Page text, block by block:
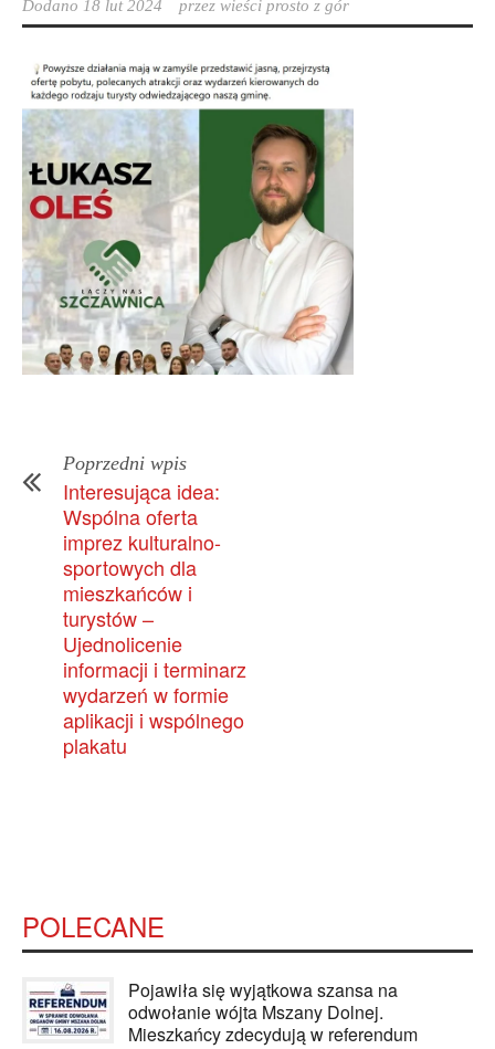
Dodano 18 lut 2024 przez wieści prosto z gór
Poprzedni wpis
Interesująca idea:
Wspólna oferta
imprez kulturalno-
sportowych dla
mieszkańców i
turystów –
Ujednolicenie
informacji i terminarz
wydarzeń w formie
aplikacji i wspólnego
plakatu
POLECANE
Pojawiła się wyjątkowa szansa na
odwołanie wójta Mszany Dolnej.
Mieszkańcy zdecydują w referendum